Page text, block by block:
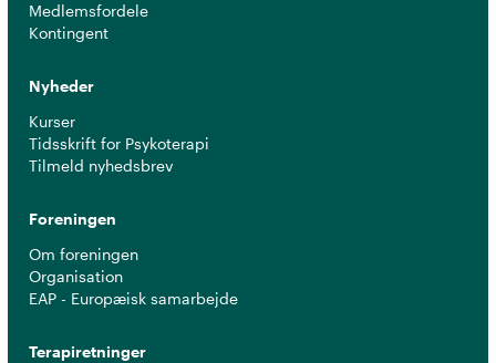
Medlemsfordele
Kontingent
Nyheder
Kurser
Tidsskrift for Psykoterapi
Tilmeld nyhedsbrev
Foreningen
Om foreningen
Organisation
EAP - Europæisk samarbejde
Terapiretninger